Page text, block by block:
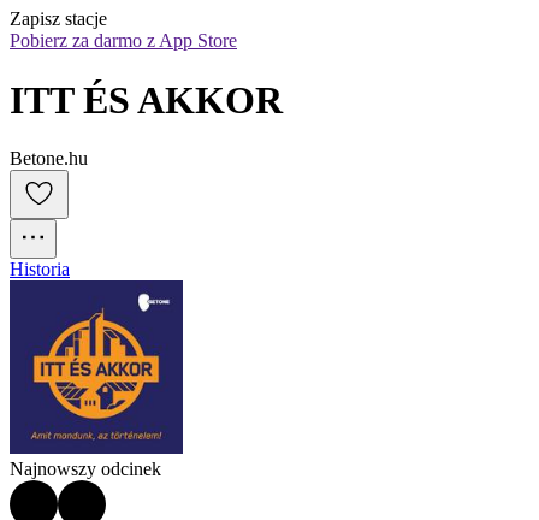
Zapisz stacje
Pobierz za darmo z App Store
ITT ÉS AKKOR
Betone.hu
Historia
Najnowszy odcinek